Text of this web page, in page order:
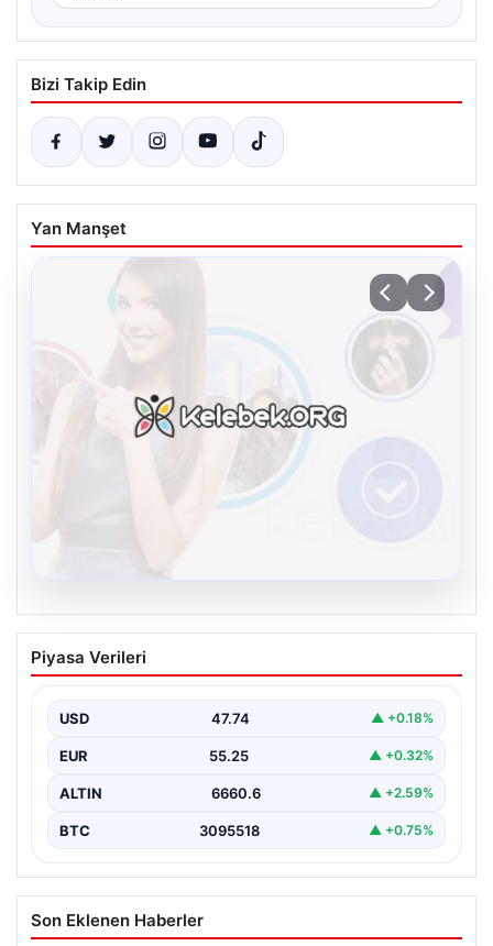
Bizi Takip Edin
Yan Manşet
Kelebek sohbet platformu İle Dijital
İletişimin Sertifikalı Adresi Ve
Dijital ortamında insanların kaliteli bir tarzda iletişim
Piyasa Verileri
USD 47.74 ▲ +0.18%
EUR 55.25 ▲ +0.32%
ALTIN 6660.6 ▲ +2.59%
BTC 3095518 ▲ +0.75%
Son Eklenen Haberler